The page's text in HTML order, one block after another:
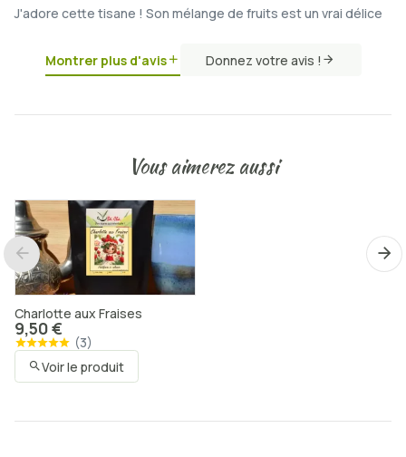
J'adore cette tisane ! Son mélange de fruits est un vrai délice
Montrer plus d'avis Donnez votre avis !
Vous aimerez aussi
Charlotte aux Fraises
9,50 €
(3)
Voir le produit